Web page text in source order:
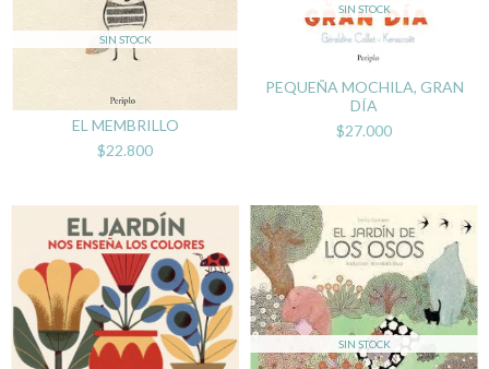
SIN STOCK
EL MEMBRILLO
$22.800
SIN STOCK
PEQUEÑA MOCHILA, GRAN
DÍA
$27.000
SIN STOCK